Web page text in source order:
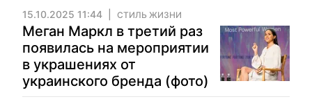
15.10.2025 11:44 СТИЛЬ ЖИЗНИ
Меган Маркл в третий раз
появилась на мероприятии
в украшениях от
украинского бренда (фото)